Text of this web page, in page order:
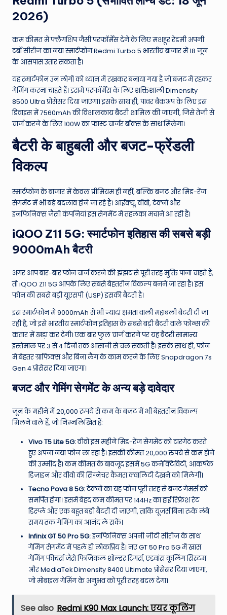
2026)
कम कीमत में फ्लैगशिप जैसी परफॉर्मेंस देने के लिए मशहूर रेडमी अपनी
टर्बो सीरीज का नया स्मार्टफोन Redmi Turbo 5 भारतीय बाजार में 18 जून
के आसपास उतार सकता है।
यह स्मार्टफोन उन लोगों को ध्यान में रखकर बनाया गया है जो बजट में रहकर
गेमिंग करना चाहते हैं। इसमें परफॉर्मेंस के लिए शक्तिशाली Dimensity
8500 Ultra प्रोसेसर दिया जाएगा। इसके साथ ही, पावर बैकअप के लिए इस
डिवाइस में 7560mAh की विशालकाय बैटरी शामिल की जाएगी, जिसे तेजी से
चार्ज करने के लिए 100W का फास्ट चार्जर बॉक्स के साथ मिलेगा।
बैटरी के बाहुबली और बजट-फ्रेंडली
विकल्प
स्मार्टफोन के बाजार में केवल प्रीमियम ही नहीं, बल्कि बजट और मिड-रेंज
सेगमेंट में भी बड़े बदलाव होने जा रहे हैं। आईक्यू, वीवो, टेक्नो और
इनफिनिक्स जैसी कंपनियां इस सेगमेंट में तहलका मचाने आ रही हैं।
iQOO Z11 5G: स्मार्टफोन इतिहास की सबसे बड़ी
9000mAh बैटरी
अगर आप बार-बार फोन चार्ज करने की झंझट से पूरी तरह मुक्ति पाना चाहते हैं,
तो iQOO Z11 5G आपके लिए सबसे बेहतरीन विकल्प बनने जा रहा है। इस
फोन की सबसे बड़ी यूएसपी (USP) इसकी बैटरी है।
इस स्मार्टफोन में 9000mAh से भी ज्यादा क्षमता वाली महाबली बैटरी दी जा
रही है, जो इसे भारतीय स्मार्टफोन इतिहास के सबसे बड़ी बैटरी वाले फोन्स की
कतार में खड़ा कर देगी। एक बार फुल चार्ज करने पर यह बैटरी सामान्य
इस्तेमाल पर 3 से 4 दिनों तक आसानी से चल सकती है। इसके साथ ही, फोन
में बेहतर ग्राफिक्स और बिना लैग के काम करने के लिए Snapdragon 7s
Gen 4 प्रोसेसर दिया जाएगा।
बजट और गेमिंग सेगमेंट के अन्य बड़े दावेदार
जून के महीने में 20,000 रुपये से कम के बजट में भी बेहतरीन विकल्प
मिलने वाले हैं, जो निम्नलिखित हैं:
Vivo T5 Lite 5G:वीवो इस महीने मिड-रेंज सेगमेंट को टारगेट करते
हुए अपना नया फोन ला रहा है। इसकी कीमत 20,000 रुपये से कम होने
की उम्मीद है। कम कीमत के बावजूद इसमें 5G कनेक्टिविटी, आकर्षक
डिजाइन और वीवो की सिग्नेचर कैमरा क्वालिटी देखने को मिलेगी।
Tecno Pova 8 5G:टेक्नो का यह फोन पूरी तरह से बजट गेमर्स को
समर्पित होगा। इसमें बेहद कम कीमत पर 144Hz का हाई रिफ्रेश रेट
डिस्प्ले और एक बहुत बड़ी बैटरी दी जाएगी, ताकि यूजर्स बिना रुके लंबे
समय तक गेमिंग का आनंद ले सकें।
Infinix GT 50 Pro 5G:इनफिनिक्स अपनी जीटी सीरीज के साथ
गेमिंग सेगमेंट में पहले ही लोकप्रिय है। नए GT 50 Pro 5G में खास
गेमिंग फीचर्स जैसे फिजिकल शोल्डर ट्रिगर्स, एडवांस कूलिंग सिस्टम
और MediaTek Dimensity 8400 Ultimate प्रोसेसर दिया जाएगा,
जो मोबाइल गेमिंग के अनुभव को पूरी तरह बदल देगा।
See also Redmi K90 Max Launch: एयर कूलिंग